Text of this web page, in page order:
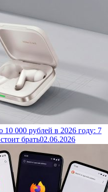
000 рублей в 2026 году: 7
брать02.06.2026